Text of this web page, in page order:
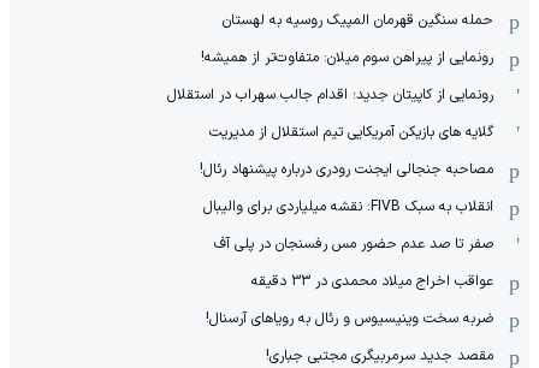
حمله سنگین قهرمان المپیک روسیه به لهستان
رونمایی از پیراهن سوم میلان: متفاوت‌تر از همیشه!
رونمایی از کاپیتان جدید؛ اقدام جالب سهراب در استقلال
گلایه های بازیکن آمریکایی تیم استقلال از مدیریت
مصاحبه جنجالی ایجنت رودری درباره پیشنهاد رئال!
انقلاب به سبک FIVB: نقشه میلیاردی برای والیبال
صفر تا صد عدم حضور مس رفسنجان در پلی آف
عواقب اخراج میلاد محمدی در 33 دقیقه
ضربه سخت وینیسیوس و رئال به رویاهای آرسنال!
مقصد جدید سرمربیگری مجتبی جباری!